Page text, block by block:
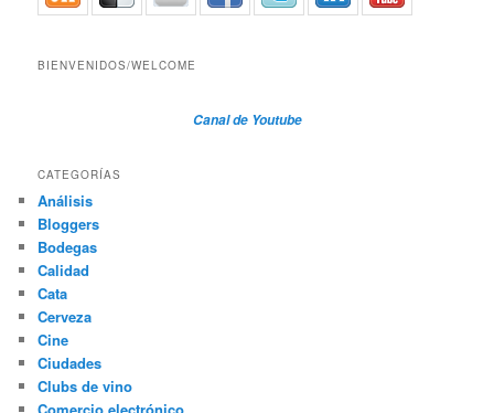
BIENVENIDOS/WELCOME
Canal de Youtube
CATEGORÍAS
Análisis
Bloggers
Bodegas
Calidad
Cata
Cerveza
Cine
Ciudades
Clubs de vino
Comercio electrónico